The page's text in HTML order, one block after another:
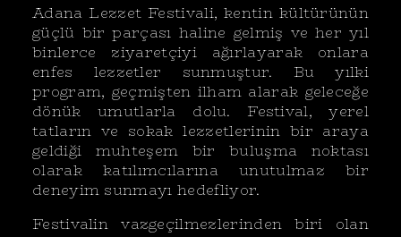
Adana Lezzet Festivali, kentin kültürünün
güçlü bir parçası haline gelmiş ve her yıl
binlerce ziyaretçiyi ağırlayarak onlara
enfes lezzetler sunmuştur. Bu yılki
program, geçmişten ilham alarak geleceğe
dönük umutlarla dolu. Festival, yerel
tatların ve sokak lezzetlerinin bir araya
geldiği muhteşem bir buluşma noktası
olarak katılımcılarına unutulmaz bir
deneyim sunmayı hedefliyor.
Festivalin vazgeçilmezlerinden biri olan